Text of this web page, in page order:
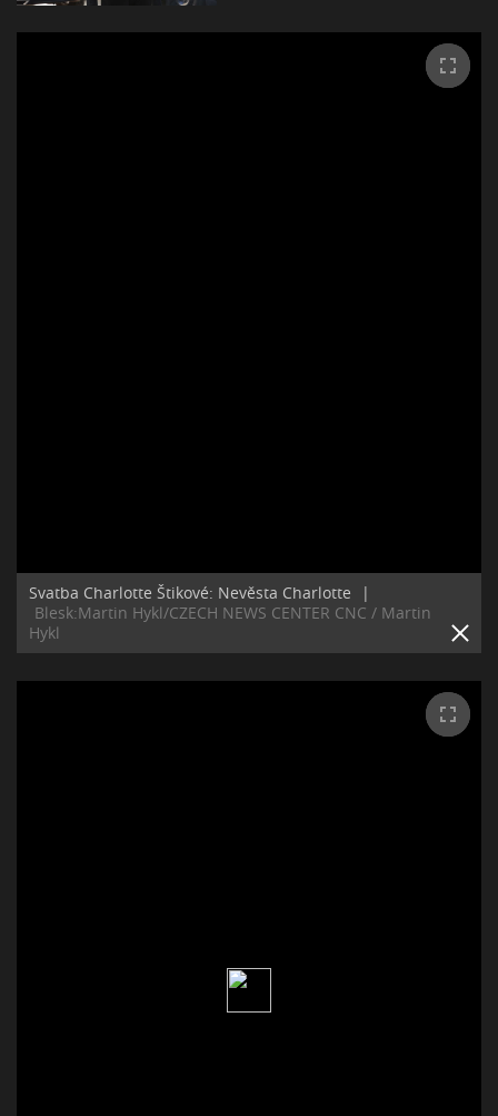
Svatba Charlotte Štikové: Nevěsta Charlotte
|
Blesk:Martin Hykl/CZECH NEWS CENTER CNC / Martin
Hykl